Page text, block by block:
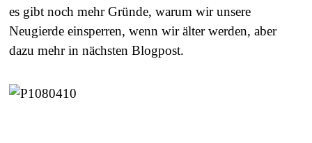
es gibt noch mehr Gründe, warum wir unsere
Neugierde einsperren, wenn wir älter werden, aber
dazu mehr in nächsten Blogpost.